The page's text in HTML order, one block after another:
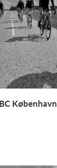
København